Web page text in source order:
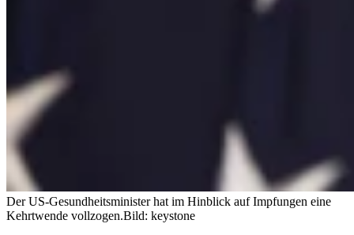
Der US-Gesundheitsminister hat im Hinblick auf Impfungen eine
Kehrtwende vollzogen.Bild: keystone